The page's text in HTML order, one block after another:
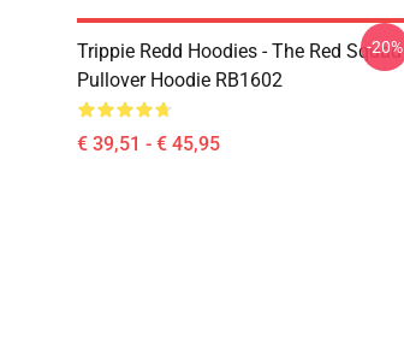
Trippie Redd Hoodies - The Red Squad
Pullover Hoodie RB1602
€ 39,51 - € 45,95
-20%